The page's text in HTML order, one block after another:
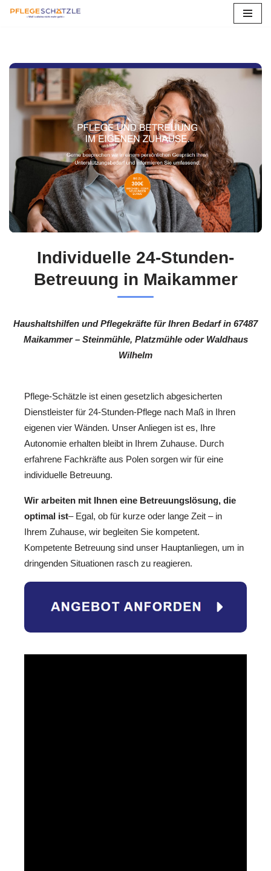
springen
Individuelle 24-Stunden-
Betreuung in Maikammer
Haushaltshilfen und Pflegekräfte für Ihren Bedarf in 67487
Maikammer – Steinmühle, Platzmühle oder Waldhaus
Wilhelm
Pflege-Schätzle ist einen gesetzlich abgesicherten
Dienstleister für 24-Stunden-Pflege nach Maß in Ihren
eigenen vier Wänden. Unser Anliegen ist es, Ihre
Autonomie erhalten bleibt in Ihrem Zuhause. Durch
erfahrene Fachkräfte aus Polen sorgen wir für eine
individuelle Betreuung.
Wir arbeiten mit Ihnen eine Betreuungslösung, die
optimal ist– Egal, ob für kurze oder lange Zeit – in
Ihrem Zuhause, wir begleiten Sie kompetent.
Kompetente Betreuung sind unser Hauptanliegen, um in
dringenden Situationen rasch zu reagieren.